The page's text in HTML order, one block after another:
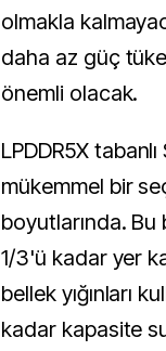
olmakla
daha az güç
önemli olacak.
LPDDR5X
mükemmel bir
boyutlarında.
1/3'ü kadar yer
bellek yığınları
kadar kapasite